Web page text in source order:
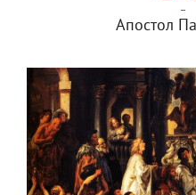
Апостол